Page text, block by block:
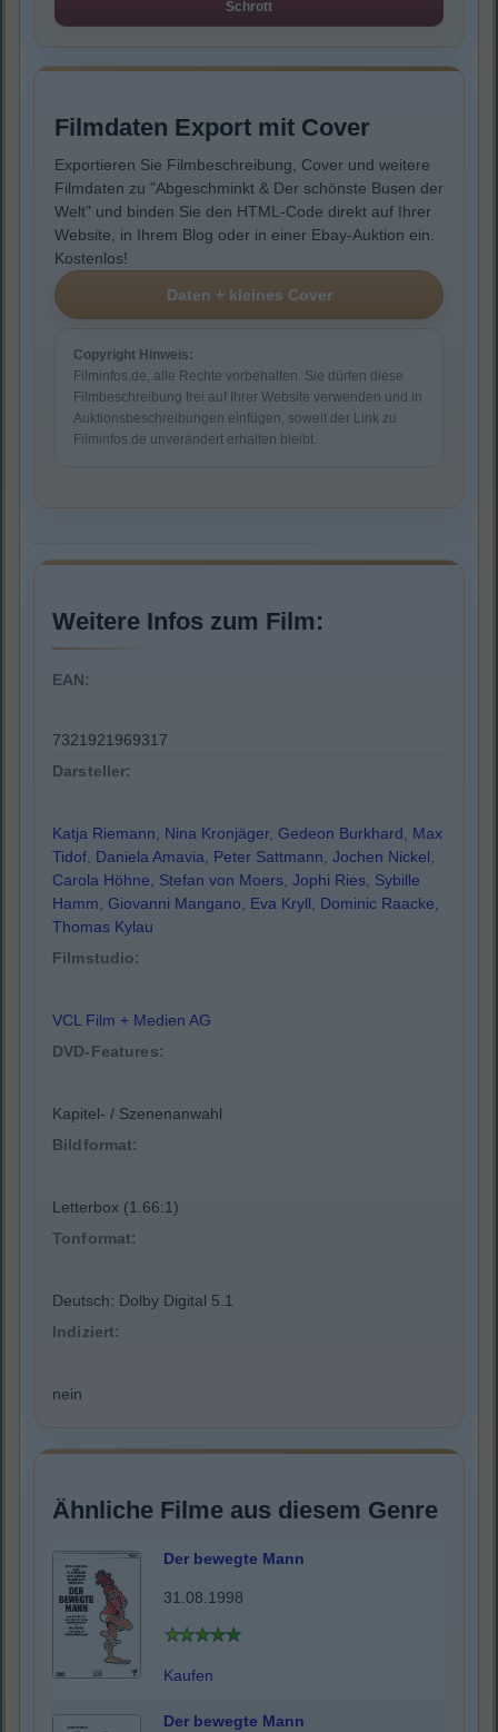
Schrott
Filmdaten Export mit Cover
Exportieren Sie Filmbeschreibung, Cover und weitere
Filmdaten zu "Abgeschminkt & Der schönste Busen der
Welt" und binden Sie den HTML-Code direkt auf Ihrer
Website, in Ihrem Blog oder in einer Ebay-Auktion ein.
Kostenlos!
Copyright Hinweis:
Filminfos.de, alle Rechte vorbehalten. Sie dürfen diese
Filmbeschreibung frei auf Ihrer Website verwenden und in
Auktionsbeschreibungen einfügen, soweit der Link zu
Filminfos.de unverändert erhalten bleibt.
Weitere Infos zum Film:
EAN:
7321921969317
Darsteller:
Katja Riemann, Nina Kronjäger, Gedeon Burkhard, Max
Tidof, Daniela Amavia, Peter Sattmann, Jochen Nickel,
Carola Höhne, Stefan von Moers, Jophi Ries, Sybille
Hamm, Giovanni Mangano, Eva Kryll, Dominic Raacke,
Thomas Kylau
Filmstudio:
VCL Film + Medien AG
DVD-Features:
Kapitel- / Szenenanwahl
Bildformat:
Letterbox (1.66:1)
Tonformat:
Deutsch: Dolby Digital 5.1
Indiziert:
nein
Ähnliche Filme aus diesem Genre
Der bewegte Mann
31.08.1998
Kaufen
Der bewegte Mann